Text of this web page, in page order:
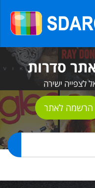
סדרות
לצפייה ישירה
הרשמה לאתר